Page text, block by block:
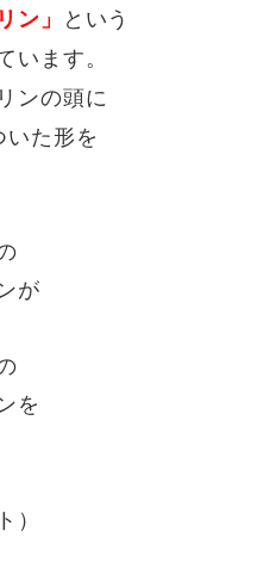
ン」 という
います。
ンの頭に
た形を
が
を
）